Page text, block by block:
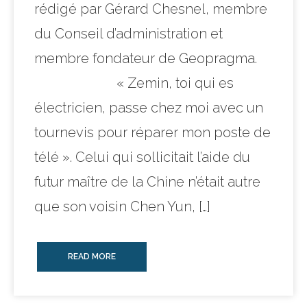
rédigé par Gérard Chesnel, membre
du Conseil d’administration et
membre fondateur de Geopragma.
« Zemin, toi qui es
électricien, passe chez moi avec un
tournevis pour réparer mon poste de
télé ». Celui qui sollicitait l’aide du
futur maître de la Chine n’était autre
que son voisin Chen Yun, […]
READ MORE